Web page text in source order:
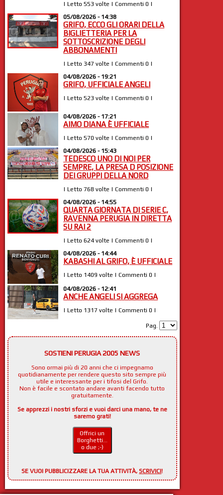
| Letto 553 volte | Commenti 0 |
05/08/2026 - 14:38
GRIFO, ECCO GLI ORARI DELLA
BIGLIETTERIA PER LA
SOTTOSCRIZIONE DEGLI
ABBONAMENTI
| Letto 347 volte | Commenti 0 |
04/08/2026 - 19:21
GRIFO, UFFICIALE ANGELI
| Letto 523 volte | Commenti 0 |
04/08/2026 - 17:21
AIMO DIANA È UFFICIALE
| Letto 570 volte | Commenti 0 |
04/08/2026 - 15:43
TEDESCO UNO DI NOI PER
SEMPRE, LA PRESA D POSIZIONE
DEI GRUPPI DELLA NORD
| Letto 768 volte | Commenti 0 |
04/08/2026 - 14:55
QUARTA GIORNATA DI SERIE C,
RAVENNA PERUGIA IN DIRETTA
SU RAI 2
| Letto 624 volte | Commenti 0 |
04/08/2026 - 14:44
KABASHI AL GRIFO, È UFFICIALE
| Letto 1409 volte | Commenti 0 |
04/08/2026 - 12:41
ANCHE ANGELI SI AGGREGA
| Letto 1317 volte | Commenti 0 |
Pag.
SOSTIENI PERUGIA 2005 NEWS
Sono ormai più di 20 anni che ci impegnamo
quotidianamente per rendere questo sito sempre più
utile e interessante per i tifosi del Grifo.
Non è facile e scontato andare avanti facendo tutto
gratuitamente.
Se apprezzi i nostri sforzi e vuoi darci una mano, te ne
saremo grati!
Offrici un
Borghetti...
o due ;-)
SE VUOI PUBBLICIZZARE LA TUA ATTIVITÀ,SCRIVICI!